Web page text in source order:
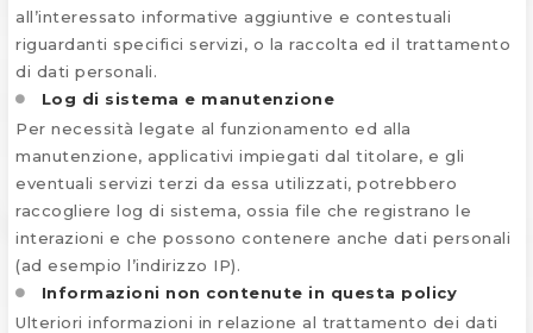
all’interessato informative aggiuntive e contestuali
riguardanti specifici servizi, o la raccolta ed il trattamento
di dati personali.
Log di sistema e manutenzione
Per necessità legate al funzionamento ed alla
manutenzione, applicativi impiegati dal titolare, e gli
eventuali servizi terzi da essa utilizzati, potrebbero
raccogliere log di sistema, ossia file che registrano le
interazioni e che possono contenere anche dati personali
(ad esempio l’indirizzo IP).
Informazioni non contenute in questa policy
Ulteriori informazioni in relazione al trattamento dei dati